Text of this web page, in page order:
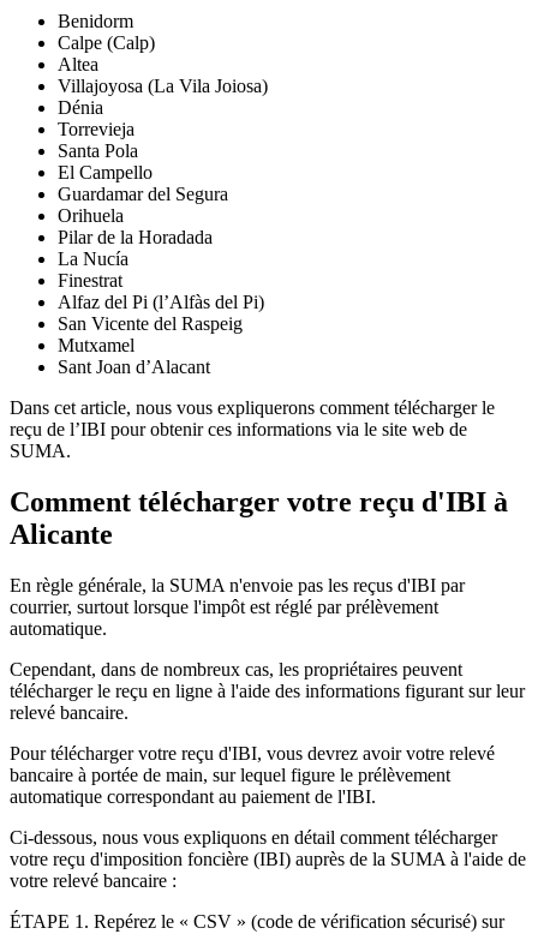
Benidorm
Calpe (Calp)
Altea
Villajoyosa (La Vila Joiosa)
Dénia
Torrevieja
Santa Pola
El Campello
Guardamar del Segura
Orihuela
Pilar de la Horadada
La Nucía
Finestrat
Alfaz del Pi (l’Alfàs del Pi)
San Vicente del Raspeig
Mutxamel
Sant Joan d’Alacant
Dans cet article, nous vous expliquerons comment télécharger le
reçu de l’IBI pour obtenir ces informations via le site web de
SUMA.
Comment télécharger votre reçu d'IBI à
Alicante
En règle générale, la SUMA n'envoie pas les reçus d'IBI par
courrier, surtout lorsque l'impôt est réglé par prélèvement
automatique.
Cependant, dans de nombreux cas, les propriétaires peuvent
télécharger le reçu en ligne à l'aide des informations figurant sur leur
relevé bancaire.
Pour télécharger votre reçu d'IBI, vous devrez avoir votre relevé
bancaire à portée de main, sur lequel figure le prélèvement
automatique correspondant au paiement de l'IBI.
Ci-dessous, nous vous expliquons en détail comment télécharger
votre reçu d'imposition foncière (IBI) auprès de la SUMA à l'aide de
votre relevé bancaire :
ÉTAPE 1 . Repérez le « CSV » (code de vérification sécurisé) sur